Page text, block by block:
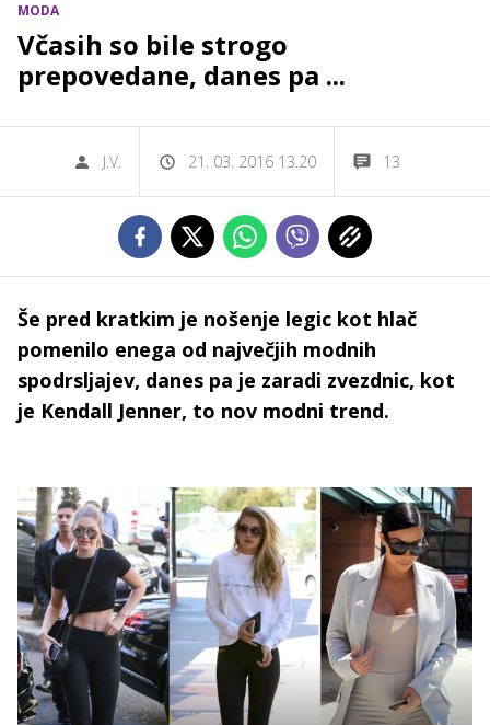
MODA
Včasih so bile strogo
prepovedane, danes pa ...
J.V. 21. 03. 2016 13.20 13
Še pred kratkim je nošenje legic kot hlač
pomenilo enega od največjih modnih
spodrsljajev, danes pa je zaradi zvezdnic, kot
je Kendall Jenner, to nov modni trend.